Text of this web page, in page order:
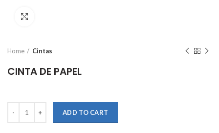
Home Cintas
CINTA DE PAPEL
ADD TO CART